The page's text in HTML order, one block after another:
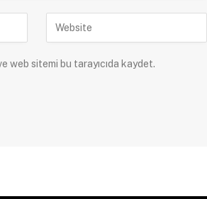
web sitemi bu tarayıcıda kaydet.